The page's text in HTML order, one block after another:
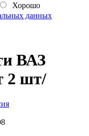
Хорошо
данных
ВАЗ
2 шт/